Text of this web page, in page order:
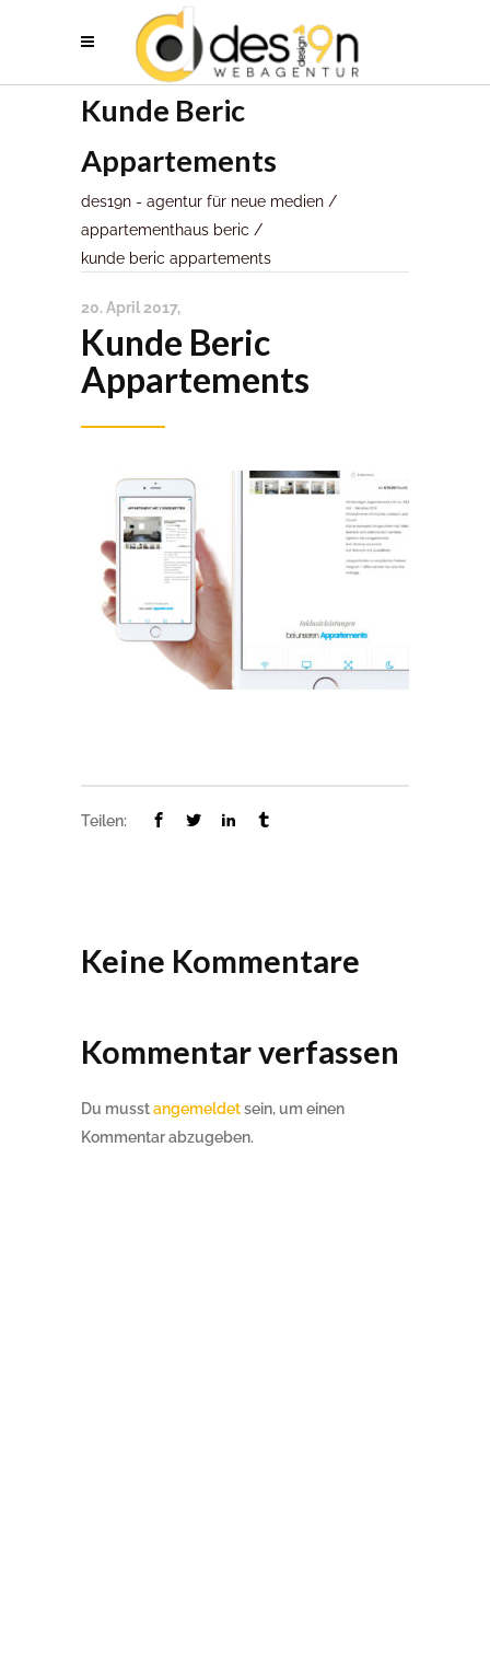
Kunde Beric
Appartements
des19n - agentur für neue medien /
appartementhaus beric /
kunde beric appartements
20. April 2017
Kunde Beric
Appartements
Teilen:
Keine Kommentare
Kommentar verfassen
Du musstangemeldetsein, um einen
Kommentar abzugeben.